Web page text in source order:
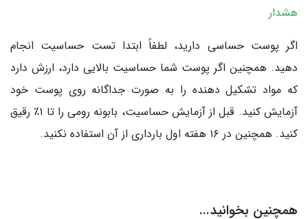
هشدار
اگر پوست حساسی دارید، لطفاً ابتدا تست حساسیت انجام
دهید. همچنین اگر پوست شما حساسیت بالایی دارد، ارزش دارد
که مواد تشکیل دهنده را به صورت جداگانه روی پوست خود
آزمایش کنید. قبل از آزمایش حساسیت، بابونه رومی را تا ۱٪ رقیق
کنید. همچنین در ۱۶ هفته اول بارداری از آن استفاده نکنید.
همچنین بخوانید...